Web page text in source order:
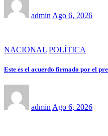
admin Ago 6, 2026
NACIONAL POLÍTICA
Este es el acuerdo firmado por el
adminAgo 6, 2026